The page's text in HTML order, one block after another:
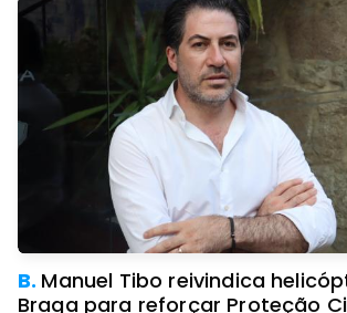
B. Manuel Tibo reivindica
Braga para reforçar Proteção